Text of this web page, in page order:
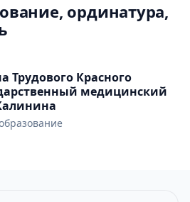
ординатура,
Трудового Красного
медицинский